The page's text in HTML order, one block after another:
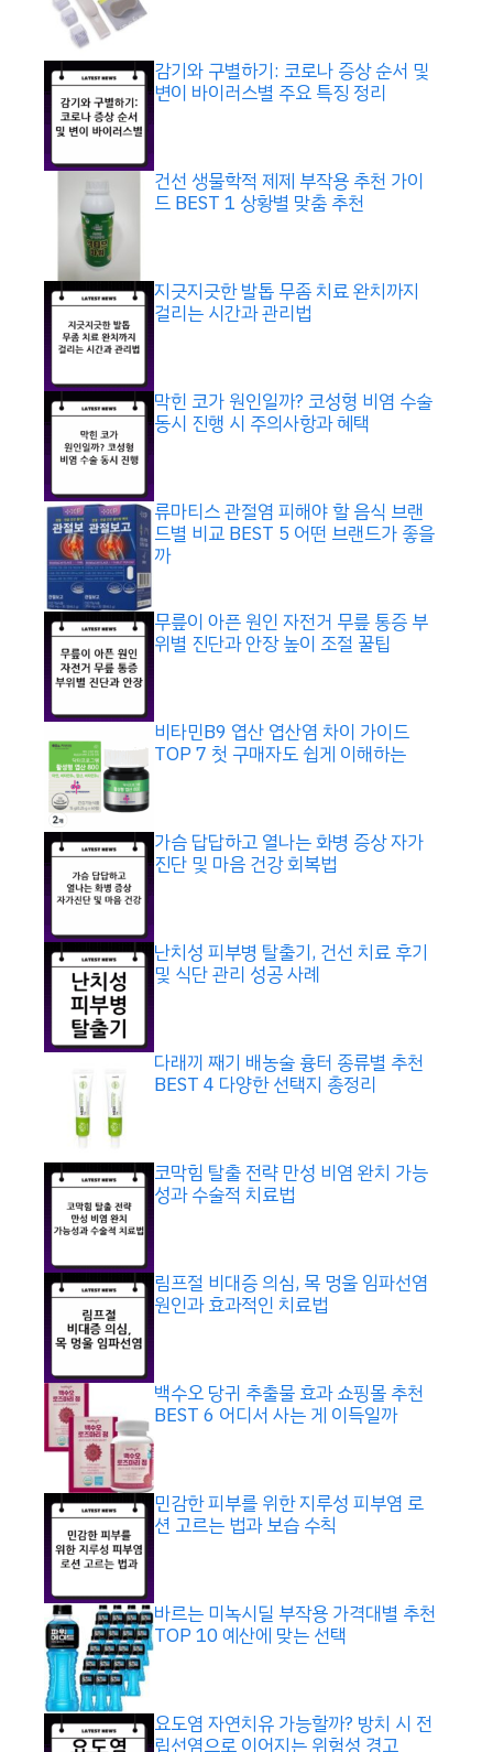
감기와 구별하기: 코로나 증상 순서 및
변이 바이러스별 주요 특징 정리
건선 생물학적 제제 부작용 추천 가이
드 BEST 1 상황별 맞춤 추천
지긋지긋한 발톱 무좀 치료 완치까지
걸리는 시간과 관리법
막힌 코가 원인일까? 코성형 비염 수술
동시 진행 시 주의사항과 혜택
류마티스 관절염 피해야 할 음식 브랜
드별 비교 BEST 5 어떤 브랜드가 좋을
까
무릎이 아픈 원인 자전거 무릎 통증 부
위별 진단과 안장 높이 조절 꿀팁
비타민B9 엽산 엽산염 차이 가이드
TOP 7 첫 구매자도 쉽게 이해하는
가슴 답답하고 열나는 화병 증상 자가
진단 및 마음 건강 회복법
난치성 피부병 탈출기, 건선 치료 후기
및 식단 관리 성공 사례
다래끼 째기 배농술 흉터 종류별 추천
BEST 4 다양한 선택지 총정리
코막힘 탈출 전략 만성 비염 완치 가능
성과 수술적 치료법
림프절 비대증 의심, 목 멍울 임파선염
원인과 효과적인 치료법
백수오 당귀 추출물 효과 쇼핑몰 추천
BEST 6 어디서 사는 게 이득일까
민감한 피부를 위한 지루성 피부염 로
션 고르는 법과 보습 수칙
바르는 미녹시딜 부작용 가격대별 추천
TOP 10 예산에 맞는 선택
요도염 자연치유 가능할까? 방치 시 전
립선염으로 이어지는 위험성 경고